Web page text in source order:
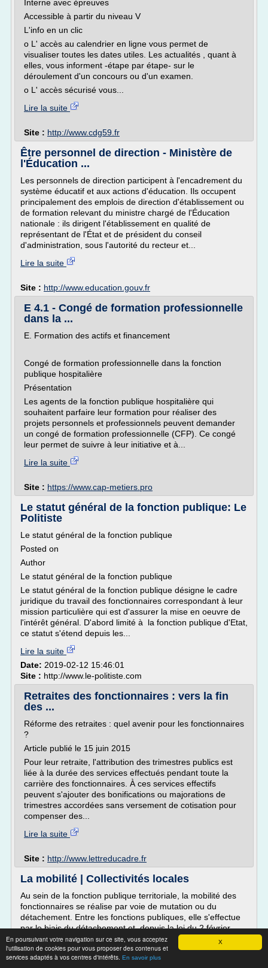
X
En poursuivant votre navigation sur ce site, vous acceptez
l'utilisation de cookies pour vous proposer des contenus et
services adaptés à vos centres d'intérêts. En savoir plus
Interne avec épreuves
Accessible à partir du niveau V
L'info en un clic
o L' accès au calendrier en ligne vous permet de
visualiser toutes les dates utiles. Les actualités , quant à
elles, vous informent -étape par étape- sur le
déroulement d'un concours ou d'un examen.
o L' accès sécurisé vous...
Lire la suite
Site : http://www.cdg59.fr
Être personnel de direction - Ministère de
l'Éducation ...
Les personnels de direction participent à l'encadrement du
système éducatif et aux actions d'éducation. Ils occupent
principalement des emplois de direction d'établissement ou
de formation relevant du ministre chargé de l'Éducation
nationale : ils dirigent l'établissement en qualité de
représentant de l'État et de président du conseil
d'administration, sous l'autorité du recteur et...
Lire la suite
Site : http://www.education.gouv.fr
E 4.1 - Congé de formation professionnelle
dans la ...
E. Formation des actifs et financement
Congé de formation professionnelle dans la fonction
publique hospitalière
Présentation
Les agents de la fonction publique hospitalière qui
souhaitent parfaire leur formation pour réaliser des
projets personnels et professionnels peuvent demander
un congé de formation professionnelle (CFP). Ce congé
leur permet de suivre à leur initiative et à...
Lire la suite
Site : https://www.cap-metiers.pro
Le statut général de la fonction publique: Le
Politiste
Le statut général de la fonction publique
Posted on
Author
Le statut général de la fonction publique
Le statut général de la fonction publique désigne le cadre
juridique du travail des fonctionnaires correspondant à leur
mission particulière qui est d'assurer la mise en oeuvre de
l'intérêt général. D'abord limité à la fonction publique d'Etat,
ce statut s'étend depuis les...
Lire la suite
Date: 2019-02-12 15:46:01
Site : http://www.le-politiste.com
Retraites des fonctionnaires : vers la fin
des ...
Réforme des retraites : quel avenir pour les fonctionnaires
?
Article publié le 15 juin 2015
Pour leur retraite, l'attribution des trimestres publics est
liée à la durée des services effectués pendant toute la
carrière des fonctionnaires. À ces services effectifs
peuvent s'ajouter des bonifications ou majorations de
trimestres accordées sans versement de cotisation pour
compenser des...
Lire la suite
Site : http://www.lettreducadre.fr
La mobilité | Collectivités locales
Au sein de la fonction publique territoriale, la mobilité des
fonctionnaires se réalise par voie de mutation ou du
détachement. Entre les fonctions publiques, elle s'effectue
par le biais du détachement et, depuis la loi du 2 février
2007 de modernisation de la fonction publique, de la mise à
disposition.
La loi du 3 août 2009 relative à la mobilité et aux parcours